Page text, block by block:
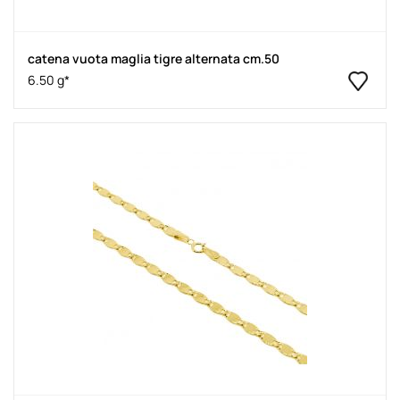
catena vuota maglia tigre alternata cm.50
6.50 g*